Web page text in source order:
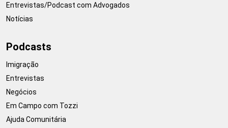
Entrevistas/Podcast com Advogados
Notícias
Podcasts
Imigração
Entrevistas
Negócios
Em Campo com Tozzi
Ajuda Comunitária